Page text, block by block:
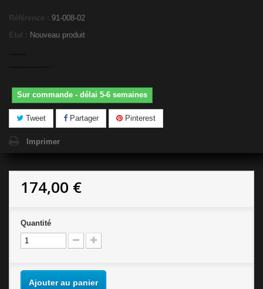
Référence : 91-008-02
État : Nouveau produit
Sur commande - délai 5-6 semaines
Tweet Partager Pinterest
Imprimer
174,00 €
Quantité
Ajouter au panier